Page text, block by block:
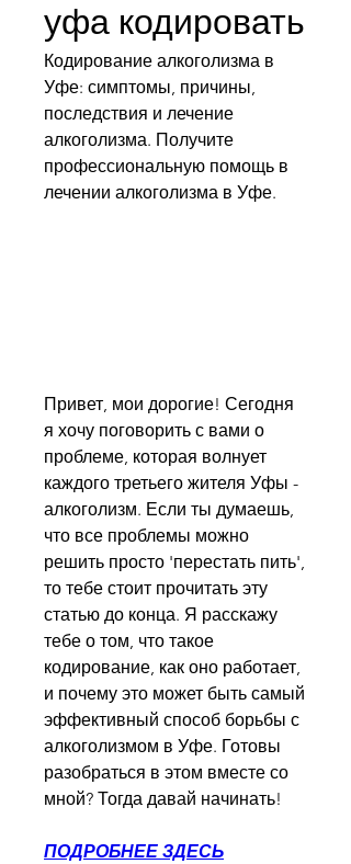
уфа кодировать
Кодирование алкоголизма в
Уфе: симптомы, причины,
последствия и лечение
алкоголизма. Получите
профессиональную помощь в
лечении алкоголизма в Уфе.
Привет, мои дорогие! Сегодня
я хочу поговорить с вами о
проблеме, которая волнует
каждого третьего жителя Уфы -
алкоголизм. Если ты думаешь,
что все проблемы можно
решить просто 'перестать пить',
то тебе стоит прочитать эту
статью до конца. Я расскажу
тебе о том, что такое
кодирование, как оно работает,
и почему это может быть самый
эффективный способ борьбы с
алкоголизмом в Уфе. Готовы
разобраться в этом вместе со
мной? Тогда давай начинать!
ПОДРОБНЕЕ ЗДЕСЬ